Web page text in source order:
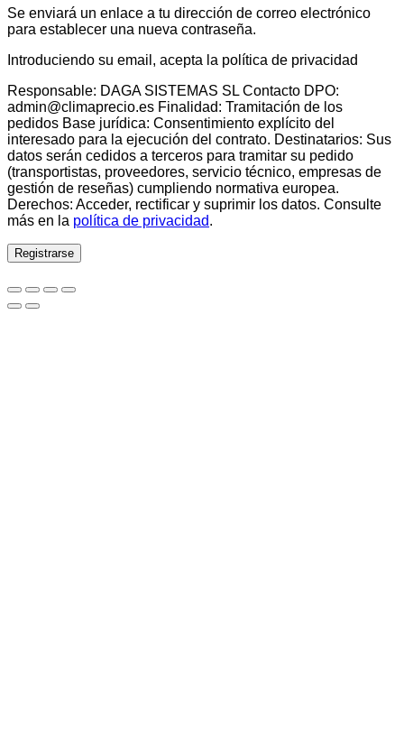
Se enviará un enlace a tu dirección de correo electrónico
para establecer una nueva contraseña.
Introduciendo su email, acepta la política de privacidad
Responsable: DAGA SISTEMAS SL Contacto DPO:
admin@climaprecio.es Finalidad: Tramitación de los
pedidos Base jurídica: Consentimiento explícito del
interesado para la ejecución del contrato. Destinatarios: Sus
datos serán cedidos a terceros para tramitar su pedido
(transportistas, proveedores, servicio técnico, empresas de
gestión de reseñas) cumpliendo normativa europea.
Derechos: Acceder, rectificar y suprimir los datos. Consulte
más en la política de privacidad.
Registrarse